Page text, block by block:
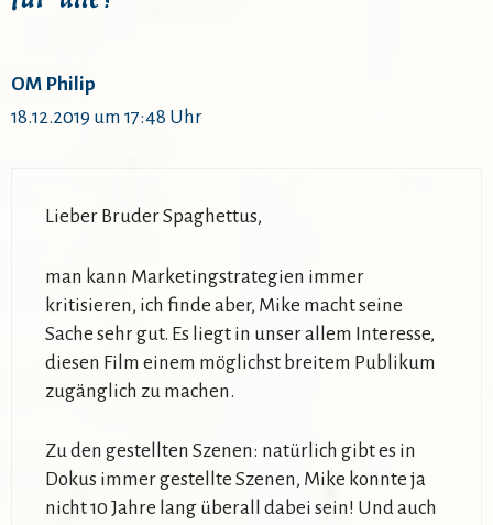
OM Philip
18.12.2019 um 17:48 Uhr
Lieber Bruder Spaghettus,
man kann Marketingstrategien immer
kritisieren, ich finde aber, Mike macht seine
Sache sehr gut. Es liegt in unser allem Interesse,
diesen Film einem möglichst breitem Publikum
zugänglich zu machen.
Zu den gestellten Szenen: natürlich gibt es in
Dokus immer gestellte Szenen, Mike konnte ja
nicht 10 Jahre lang überall dabei sein! Und auch